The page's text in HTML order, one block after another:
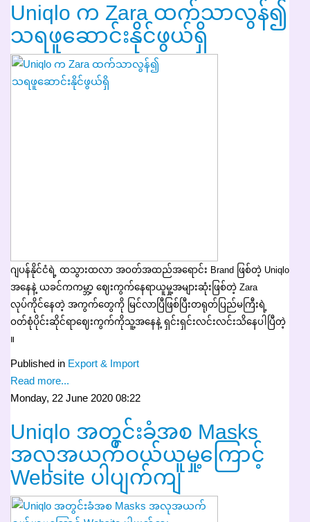
Uniqlo က Zara ထက်သာလွန်၍
သရဖူဆောင်းနိုင်ဖွယ်ရှိ
ဂျပန်နိုင်ငံရဲ့ ထသွားထလာ အဝတ်အထည်အရောင်း Brand ဖြစ်တဲ့ Uniqlo
အနေနဲ့ ယခင်ကကမ္ဘာ့ ဈေးကွက်နေရာယူမှု့အများဆုံးဖြစ်တဲ့ Zara
လုပ်ကိုင်နေတဲ့ အကွက်တွေကို မြင်လာပြီဖြစ်ပြီးတရုတ်ပြည်မကြီးရဲ့
ဝတ်စုံပိုင်းဆိုင်ရာဈေးကွက်ကိုသူ့အနေနဲ့ ရှင်းရှင်းလင်းလင်းသိနေပါပြီတဲ့
။
Published in Export & Import
Read more...
Monday, 22 June 2020 08:22
Uniqlo အတွင်းခံအစ Masks
အလုအယက်ဝယ်ယူမှု့ကြောင့်
Website ပါပျက်ကျ